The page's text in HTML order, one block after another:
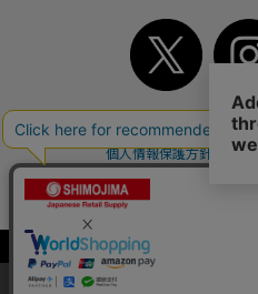
当サイトはクッキー（Cookie）を使用
だける場合は「OK」をクリックしてくだ
TOP 初めてご利用のお客様へ
個人情報保護方針
特
よくあるご質問
サイトマップ
WEB
Copyright© 2018 SHIMOJIMA